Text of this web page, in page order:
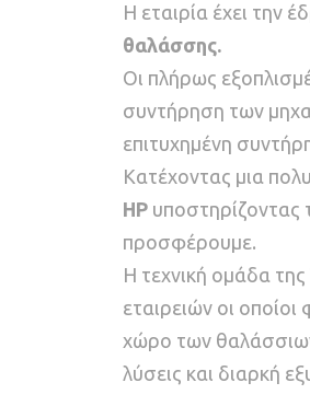
Η εταιρία έχει την
θαλάσσης.
Οι πλήρως
συντήρηση των
επιτυχημένη
Κατέχοντας μια
HP υποστηρίζοντας
προσφέρουμε.
Η τεχνική ομάδα
εταιρειών οι
χώρο των θαλάσσιων
λύσεις και διαρκή